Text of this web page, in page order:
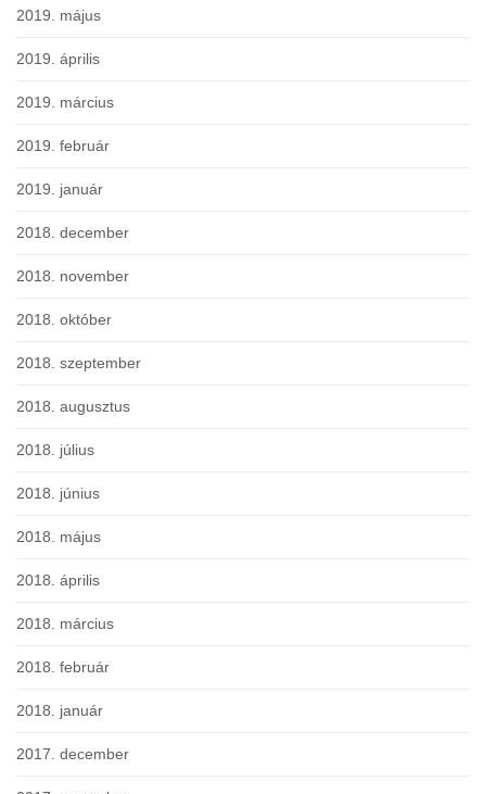
2019. május
2019. április
2019. március
2019. február
2019. január
2018. december
2018. november
2018. október
2018. szeptember
2018. augusztus
2018. július
2018. június
2018. május
2018. április
2018. március
2018. február
2018. január
2017. december